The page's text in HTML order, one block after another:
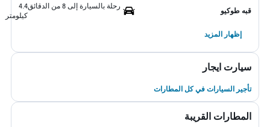
قبه طوكيو
رحلة بالسيارة إلى 8 من الدقائق
4.4
كيلومتر
إظهار المزيد
سيارت ايجار
تأجير السيارات في كل المطارات
المطارات القريبة